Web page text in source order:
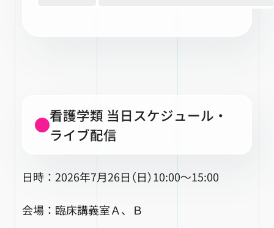
看護学類 当日スケジュール・
ライブ配信
日時：2026年7月26日（日）10:00～15:00
会場：臨床講義室Ａ、Ｂ